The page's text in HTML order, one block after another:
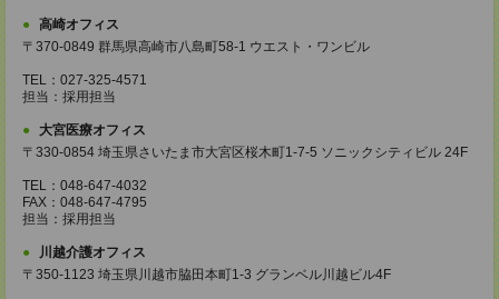
高崎オフィス
〒370-0849 群馬県高崎市八島町58-1 ウエスト・ワンビル
TEL：027-325-4571
担当：採用担当
大宮医療オフィス
〒330-0854 埼玉県さいたま市大宮区桜木町1-7-5 ソニックシティビル 24F
TEL：048-647-4032
FAX：048-647-4795
担当：採用担当
川越介護オフィス
〒350-1123 埼玉県川越市脇田本町1-3 グランベル川越ビル4F